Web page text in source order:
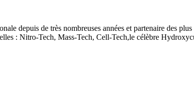
depuis de très nombreuses années et partenaire des
: Nitro-Tech, Mass-Tech, Cell-Tech,le célèbre